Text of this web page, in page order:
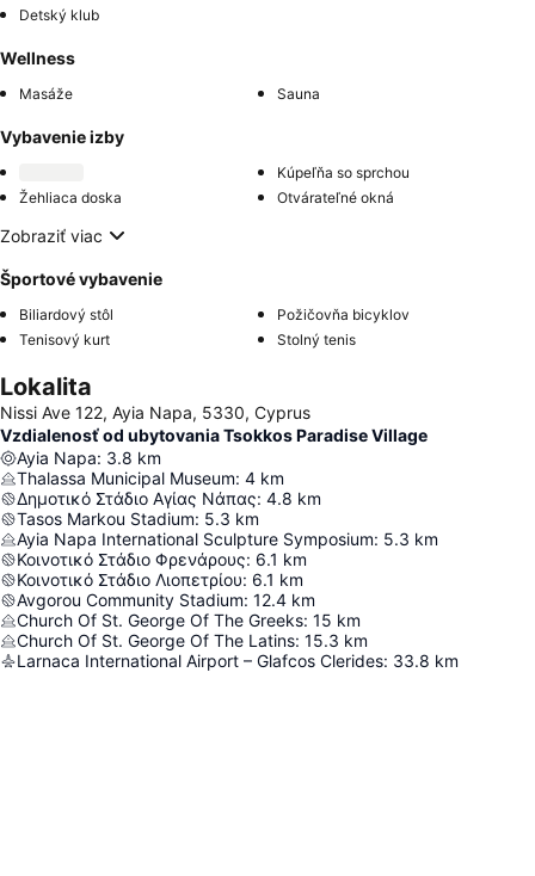
Detský klub
Wellness
Masáže Sauna
Vybavenie izby
Kúpeľňa so sprchou
Žehliaca doska
Otvárateľné okná
Zobraziť viac
Športové vybavenie
Biliardový stôl
Požičovňa bicyklov
Tenisový kurt
Stolný tenis
Lokalita
Nissi Ave 122, Ayia Napa, 5330, Cyprus
Vzdialenosť od ubytovania Tsokkos Paradise Village
Ayia Napa: 3.8 km
Thalassa Municipal Museum: 4 km
Δημοτικό Στάδιο Αγίας Νάπας: 4.8 km
Tasos Markou Stadium: 5.3 km
Ayia Napa International Sculpture Symposium: 5.3 km
Κοινοτικό Στάδιο Φρενάρους: 6.1 km
Κοινοτικό Στάδιο Λιοπετρίου: 6.1 km
Avgorou Community Stadium: 12.4 km
Church Of St. George Of The Greeks: 15 km
Church Of St. George Of The Latins: 15.3 km
Larnaca International Airport – Glafcos Clerides: 33.8 km